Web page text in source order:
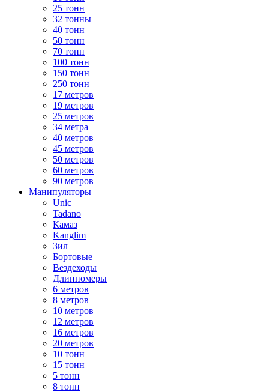
25 тонн
32 тонны
40 тонн
50 тонн
70 тонн
100 тонн
150 тонн
250 тонн
17 метров
19 метров
25 метров
34 метра
40 метров
45 метров
50 метров
60 метров
90 метров
Манипуляторы
Unic
Tadano
Камаз
Kanglim
Зил
Бортовые
Вездеходы
Длинномеры
6 метров
8 метров
10 метров
12 метров
16 метров
20 метров
10 тонн
15 тонн
5 тонн
8 тонн